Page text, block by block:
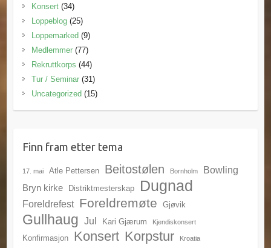
Konsert(34)
Loppeblog(25)
Loppemarked (9)
Medlemmer(77)
Rekruttkorps (44)
Tur / Seminar(31)
Uncategorized (15)
Finn fram etter tema
17. mai Atle Pettersen Beitostølen Bornholm Bowling
Bryn kirke Distriktmesterskap Dugnad
Foreldrefest Foreldremøte Gjøvik
Gullhaug Jul Kari Gjærum Kjendiskonsert
Konfirmasjon Konsert Korpstur Kroatia